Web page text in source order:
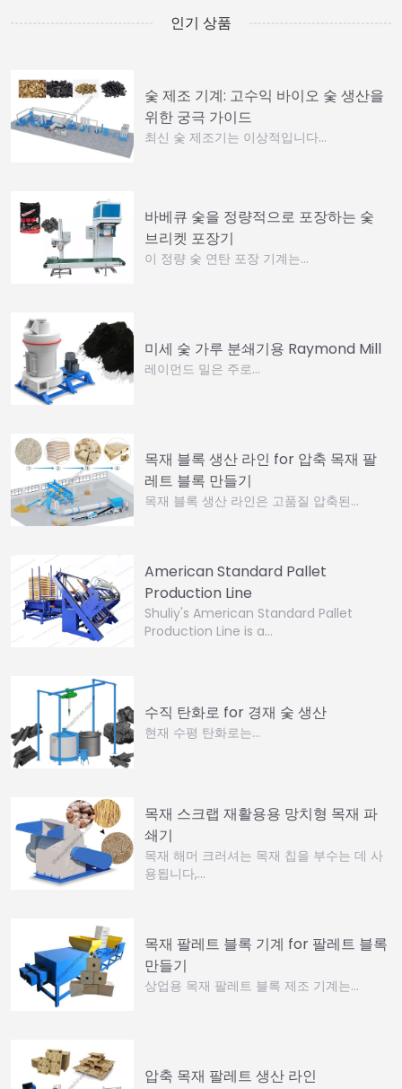
인기 상품
숯 제조 기계: 고수익 바이오 숯 생산을
위한 궁극 가이드
최신 숯 제조기는 이상적입니다…
바베큐 숯을 정량적으로 포장하는 숯
브리켓 포장기
이 정량 숯 연탄 포장 기계는…
미세 숯 가루 분쇄기용 Raymond Mill
레이먼드 밀은 주로…
목재 블록 생산 라인 for 압축 목재 팔
레트 블록 만들기
목재 블록 생산 라인은 고품질 압축된…
American Standard Pallet
Production Line
Shuliy's American Standard Pallet
Production Line is a…
수직 탄화로 for 경재 숯 생산
현재 수평 탄화로는…
목재 스크랩 재활용용 망치형 목재 파
쇄기
목재 해머 크러셔는 목재 칩을 부수는 데 사
용됩니다,…
목재 팔레트 블록 기계 for 팔레트 블록
만들기
상업용 목재 팔레트 블록 제조 기계는…
압축 목재 팔레트 생산 라인